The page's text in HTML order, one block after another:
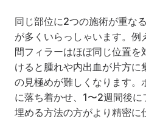
同じ部位に2つの施術が重な
が多くいらっしゃいます。例
間フィラーはほぼ同じ位置を
けると腫れや内出血が片方に
の見極めが難しくなります。
に落ち着かせ、1〜2週間後
埋める方法の方がより精密に